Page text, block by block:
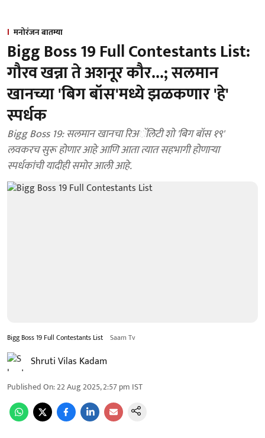
मनोरंजन बातम्या
Bigg Boss 19 Full Contestants List:
गौरव खन्ना ते अशनूर कौर...; सलमान
खानच्या 'बिग बॉस'मध्ये झळकणार 'हे'
स्पर्धक
Bigg Boss 19: सलमान खानचा रिअॅलिटी शो 'बिग बॉस १९'
लवकरच सुरू होणार आहे आणि आता त्यात सहभागी होणाऱ्या
स्पर्धकांची यादीही समोर आली आहे.
Bigg Boss 19 Full Contestants List Saam Tv
Shruti Vilas Kadam
Published On:22 Aug 2025, 2:57 pm IST